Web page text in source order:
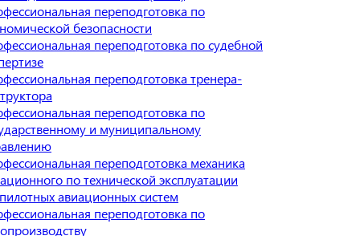
переподготовка по
безопасности
переподготовка по судебной
переподготовка тренера-
переподготовка по
и муниципальному
переподготовка механика
по технической эксплуатации
авиационных систем
переподготовка по